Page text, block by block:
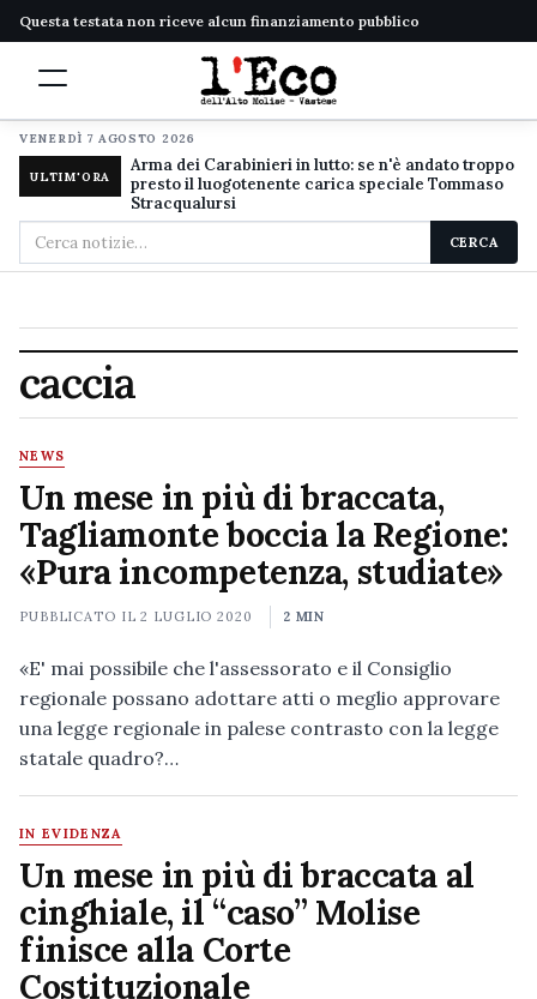
Questa testata non riceve alcun finanziamento pubblico
VENERDÌ 7 AGOSTO 2026
ULTIM'ORA
Arma dei Carabinieri in lutto: se n'è andato troppo
presto il luogotenente carica speciale Tommaso
Stracqualursi
Cerca
nel
CERCA
caccia
NEWS
Un mese in più di braccata,
Tagliamonte boccia la Regione:
«Pura incompetenza, studiate»
PUBBLICATO IL2 LUGLIO 2020 2 MIN
«E' mai possibile che l'assessorato e il Consiglio
regionale possano adottare atti o meglio approvare
una legge regionale in palese contrasto con la legge
statale quadro?…
IN EVIDENZA
Un mese in più di braccata al
cinghiale, il “caso” Molise
finisce alla Corte
Costituzionale